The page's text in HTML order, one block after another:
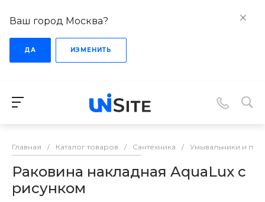
Ваш город Москва?
ДА ИЗМЕНИТЬ
Главная / Каталог товаров / Сантехника / Умывальники и
Раковина накладная AquaLux с
рисунком